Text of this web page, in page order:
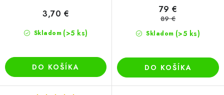
Skladom (>5 ks)
3,70 €
DO KOŠÍKA
Skladom (>5 ks)
79 €
89 €
DO KOŠÍKA